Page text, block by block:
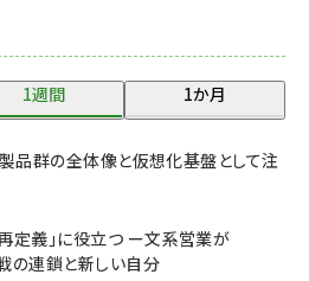
1週間 1か月
品群の全体像と仮想化基盤として注
定義」に役立つ ー文系営業が
の連鎖と新しい自分